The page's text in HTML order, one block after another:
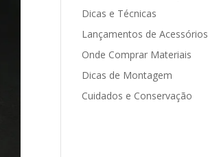
Dicas e Técnicas
Lançamentos de Acessórios
Onde Comprar Materiais
Dicas de Montagem
Cuidados e Conservação